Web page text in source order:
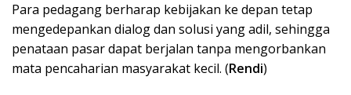
Para pedagang berharap kebijakan ke depan tetap
mengedepankan dialog dan solusi yang adil, sehingga
penataan pasar dapat berjalan tanpa mengorbankan
mata pencaharian masyarakat kecil. (Rendi)